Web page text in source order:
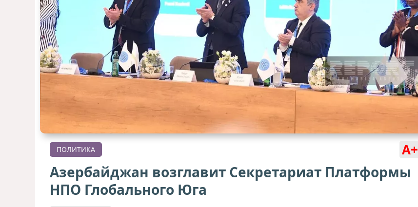
ПОЛИТИКА A+
Азербайджан возглавит Секретариат Платформы
НПО Глобального Юга